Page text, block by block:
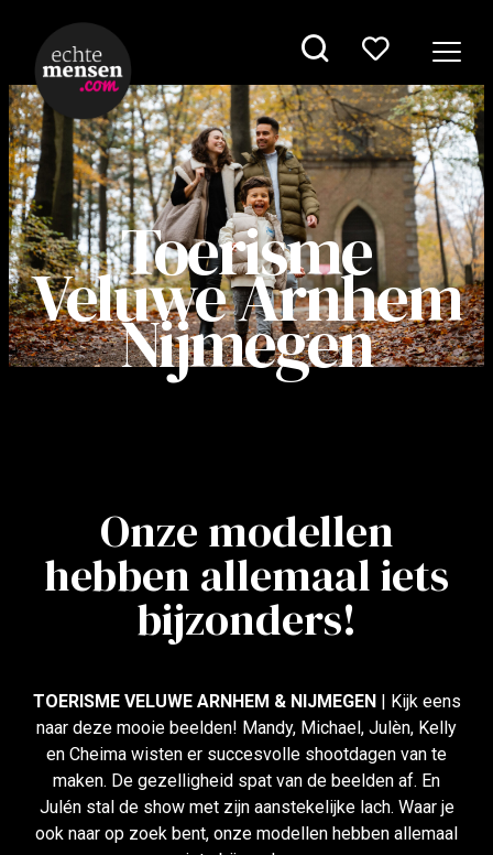
Toerisme
Veluwe Arnhem
Nijmegen
Onze modellen
hebben allemaal iets
bijzonders!
TOERISME VELUWE ARNHEM & NIJMEGEN | Kijk eens
naar deze mooie beelden! Mandy, Michael, Julèn, Kelly
en Cheima wisten er succesvolle shootdagen van te
maken. De gezelligheid spat van de beelden af. En
Julén stal de show met zijn aanstekelijke lach. Waar je
ook naar op zoek bent, onze modellen hebben allemaal